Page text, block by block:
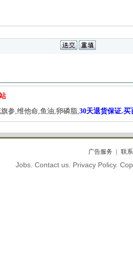
参,维他命,鱼油,卵磷脂,30天退货保证.买
广告服务 联
Jobs. Contact us. Privacy Policy.